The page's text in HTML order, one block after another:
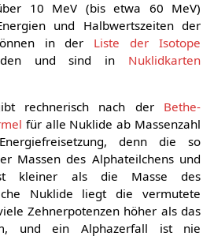
10 MeV (bis etwa 60 MeV)
und Halbwertszeiten der
in der Liste der Isotope
und sind in Nuklidkarten
rechnerisch nach der Bethe-
für alle Nuklide ab Massenzahl
denn die so
Massen des Alphateilchens und
kleiner als die Masse des
Nuklide liegt die vermutete
Zehnerpotenzen höher als das
und ein Alphazerfall ist nie